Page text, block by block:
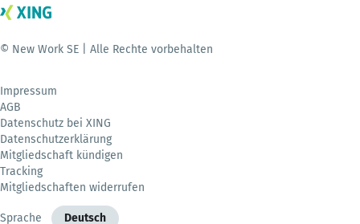
© New Work SE | Alle Rechte vorbehalten
Impressum
AGB
Datenschutz bei XING
Datenschutzerklärung
Mitgliedschaft kündigen
Tracking
Mitgliedschaften widerrufen
Sprache Deutsch